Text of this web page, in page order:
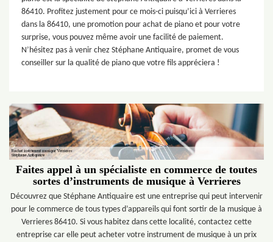
86410. Profitez justement pour ce mois-ci puisqu’ici à Verrieres
dans la 86410, une promotion pour achat de piano et pour votre
surprise, vous pouvez même avoir une facilité de paiement.
N’hésitez pas à venir chez Stéphane Antiquaire, promet de vous
conseiller sur la qualité de piano que votre fils appréciera !
Faites appel à un spécialiste en commerce de toutes
sortes d’instruments de musique à Verrieres
Découvrez que Stéphane Antiquaire est une entreprise qui peut intervenir
pour le commerce de tous types d’appareils qui font sortir de la musique à
Verrieres 86410. Si vous habitez dans cette localité, contactez cette
entreprise car elle peut acheter votre instrument de musique à un prix